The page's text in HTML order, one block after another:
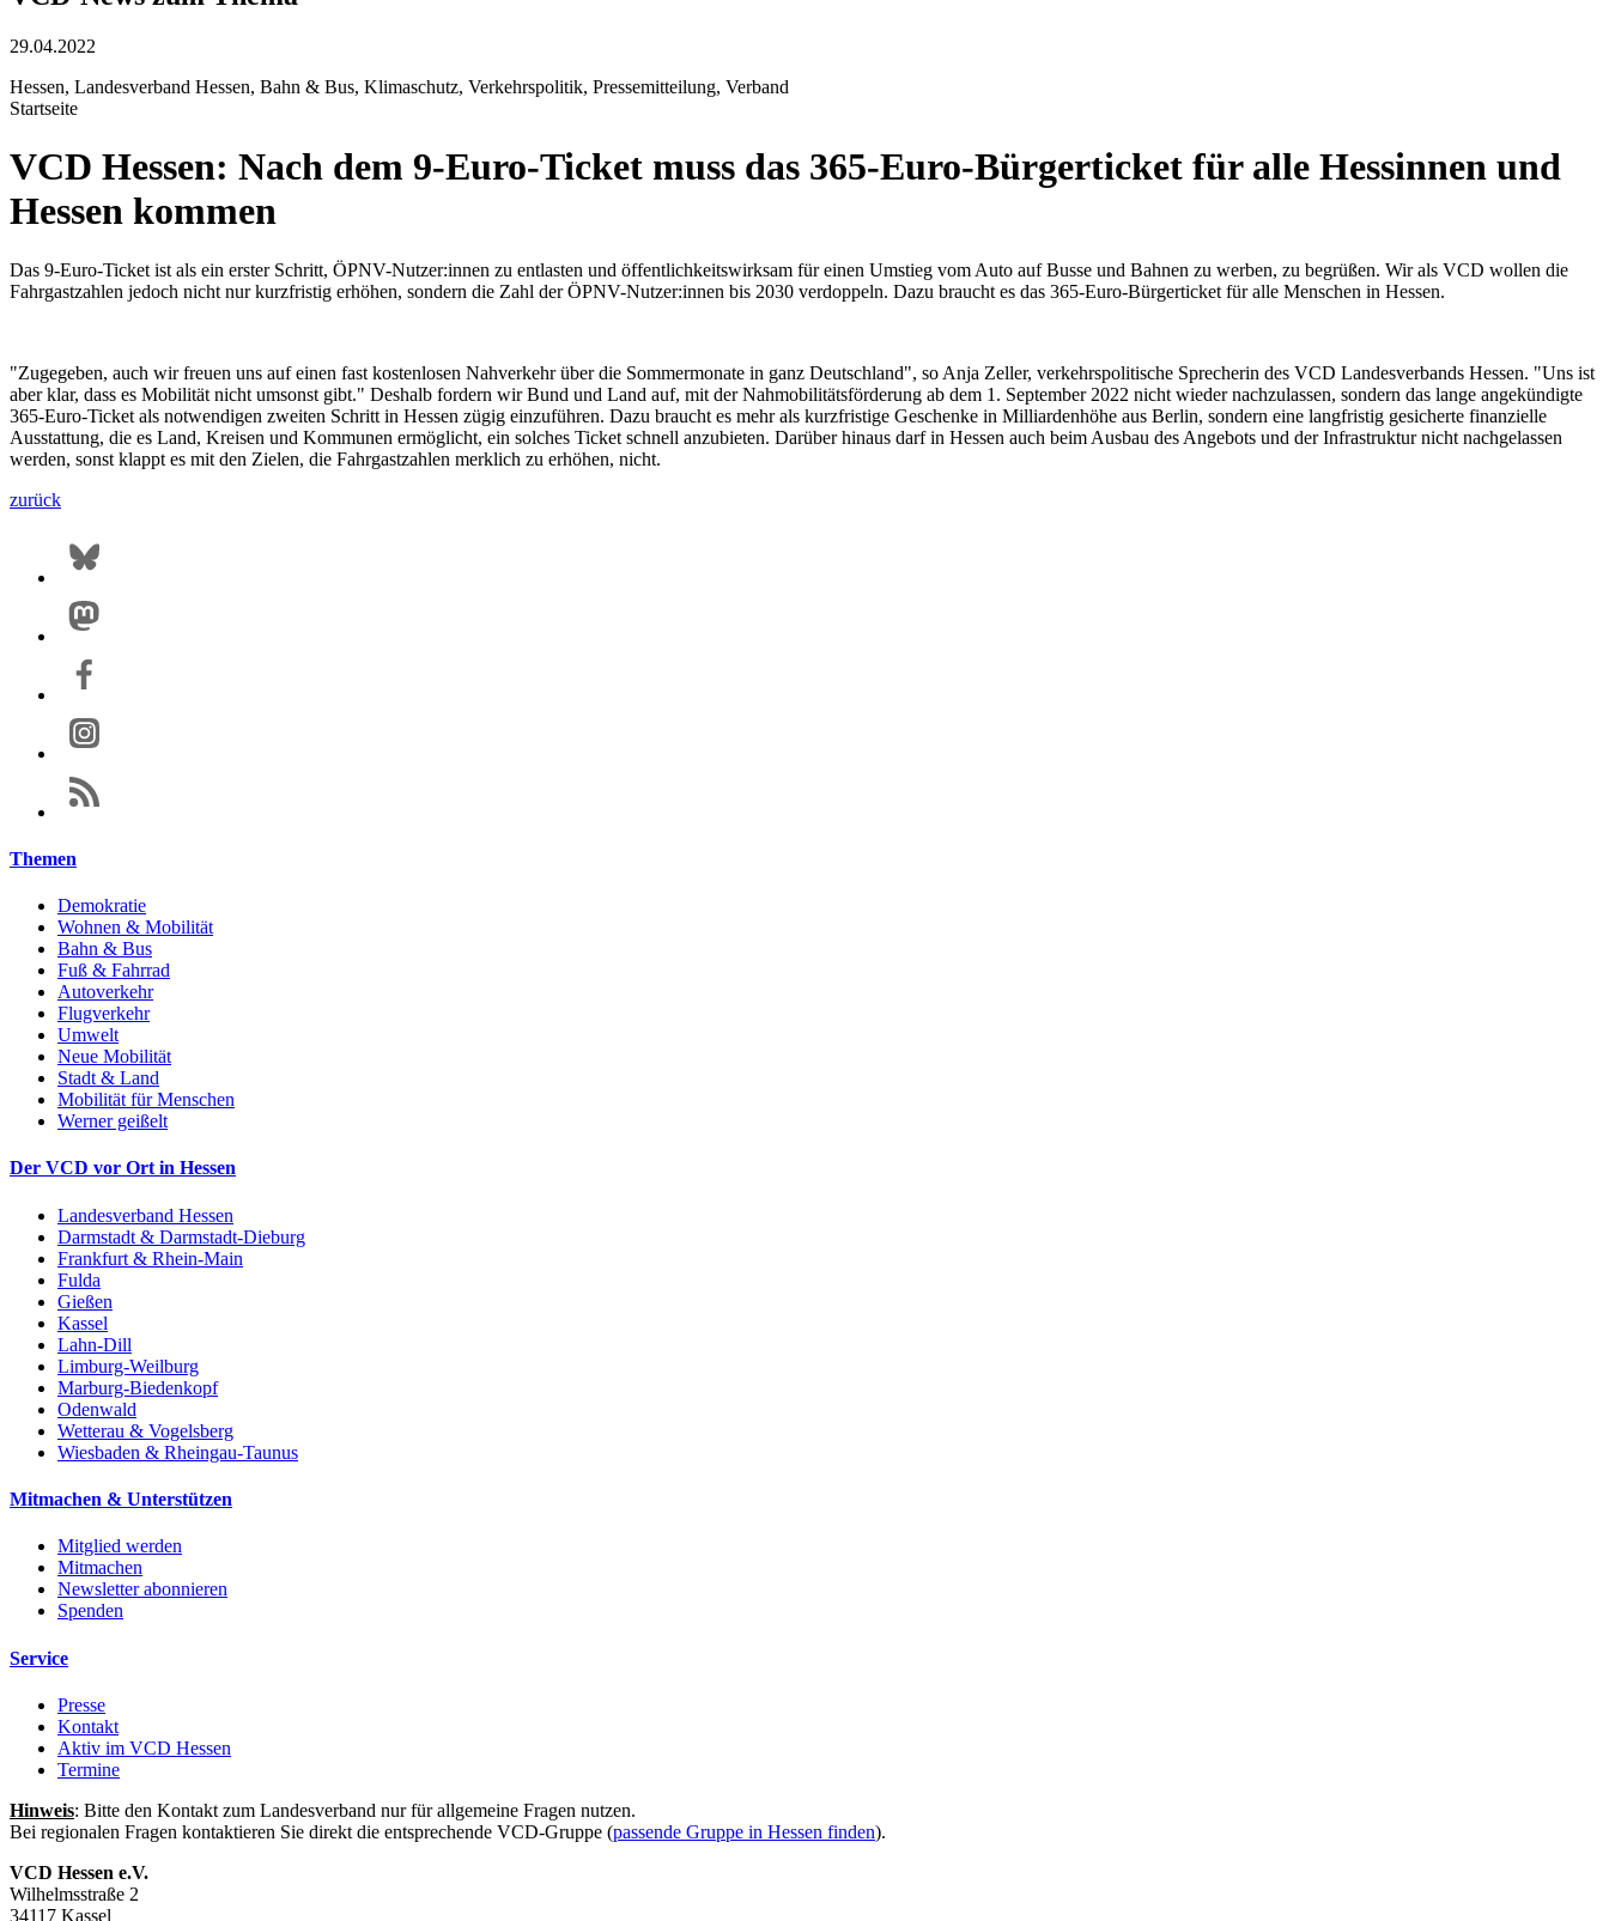
29.04.2022
Hessen, Landesverband Hessen, Bahn & Bus, Klimaschutz, Verkehrspolitik, Pressemitteilung, Verband
Startseite
VCD Hessen: Nach dem 9-Euro-Ticket muss das 365-Euro-Bürgerticket für alle Hessinnen und
Hessen kommen
Das 9-Euro-Ticket ist als ein erster Schritt, ÖPNV-Nutzer:innen zu entlasten und öffentlichkeitswirksam für einen Umstieg vom Auto auf Busse und Bahnen zu werben, zu begrüßen. Wir als VCD wollen die
Fahrgastzahlen jedoch nicht nur kurzfristig erhöhen, sondern die Zahl der ÖPNV-Nutzer:innen bis 2030 verdoppeln. Dazu braucht es das 365-Euro-Bürgerticket für alle Menschen in Hessen.
"Zugegeben, auch wir freuen uns auf einen fast kostenlosen Nahverkehr über die Sommermonate in ganz Deutschland", so Anja Zeller, verkehrspolitische Sprecherin des VCD Landesverbands Hessen. "Uns ist
aber klar, dass es Mobilität nicht umsonst gibt." Deshalb fordern wir Bund und Land auf, mit der Nahmobilitätsförderung ab dem 1. September 2022 nicht wieder nachzulassen, sondern das lange angekündigte
365-Euro-Ticket als notwendigen zweiten Schritt in Hessen zügig einzuführen. Dazu braucht es mehr als kurzfristige Geschenke in Milliardenhöhe aus Berlin, sondern eine langfristig gesicherte finanzielle
Ausstattung, die es Land, Kreisen und Kommunen ermöglicht, ein solches Ticket schnell anzubieten. Darüber hinaus darf in Hessen auch beim Ausbau des Angebots und der Infrastruktur nicht nachgelassen
werden, sonst klappt es mit den Zielen, die Fahrgastzahlen merklich zu erhöhen, nicht.
zurück
Themen
Demokratie
Wohnen & Mobilität
Bahn & Bus
Fuß & Fahrrad
Autoverkehr
Flugverkehr
Umwelt
Neue Mobilität
Stadt & Land
Mobilität für Menschen
Werner geißelt
Der VCD vor Ort in Hessen
Landesverband Hessen
Darmstadt & Darmstadt-Dieburg
Frankfurt & Rhein-Main
Fulda
Gießen
Kassel
Lahn-Dill
Limburg-Weilburg
Marburg-Biedenkopf
Odenwald
Wetterau & Vogelsberg
Wiesbaden & Rheingau-Taunus
Mitmachen & Unterstützen
Mitglied werden
Mitmachen
Newsletter abonnieren
Spenden
Service
Presse
Kontakt
Aktiv im VCD Hessen
Termine
Hinweis: Bitte den Kontakt zum Landesverband nur für allgemeine Fragen nutzen.
Bei regionalen Fragen kontaktieren Sie direkt die entsprechende VCD-Gruppe (passende Gruppe in Hessen finden).
VCD Hessen e.V.
Wilhelmsstraße 2
34117 Kassel